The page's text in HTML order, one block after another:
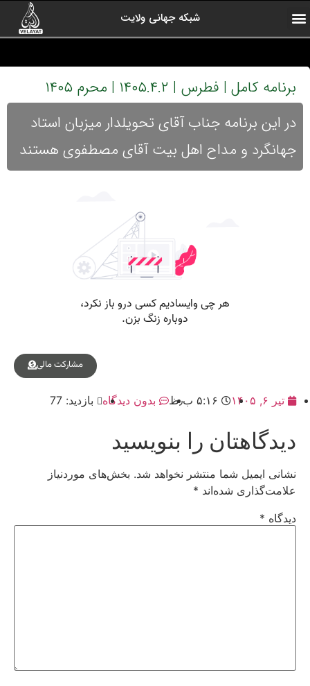
شبکه جهانی ولایت
برنامه کامل | فطرس | ۱۴۰۵.۴.۲ | محرم ۱۴۰۵
در این برنامه جناب آقای تحویلدار میزبان استاد
جهانگرد و مداح اهل بیت آقای مصطفوی هستند
مشارکت مالی
تیر ۶, ۱۴۰۵ ۵:۱۶ ب٫ظ بدون دیدگاه بازدید: 77
دیدگاهتان را بنویسید
نشانی ایمیل شما منتشر نخواهد شد. بخش‌های موردنیاز
علامت‌گذاری شده‌اند *
دیدگاه *